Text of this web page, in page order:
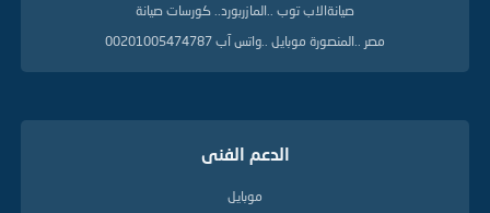
صيانةالاب توب ..المازربورد.. كورسات صيانة
مصر ..المنصورة موبايل ..واتس آب 00201005474787
الدعم الفنى
موبايل